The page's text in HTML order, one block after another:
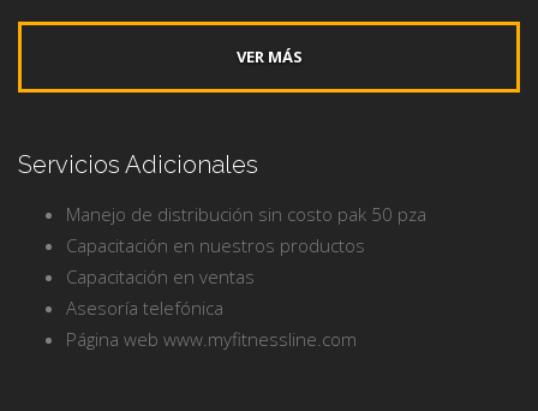
VER MÁS
Servicios Adicionales
Manejo de distribución sin costo pak 50 pza
Capacitación en nuestros productos
Capacitación en ventas
Asesoría telefónica
Página web www.myfitnessline.com